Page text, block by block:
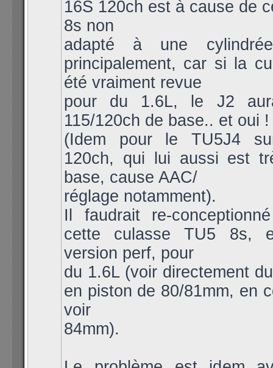
16S 120ch est à cause de
8s non
adapté à une
principalement, car si la
été vraiment revue
pour du 1.6L, le J2
115/120ch de base.. et oui !
(Idem pour le TU5J4
120ch, qui lui aussi est
base, cause AAC/
réglage notamment).
Il faudrait re-
cette culasse TU5 8s,
version perf, pour
du 1.6L (voir directement
en piston de 80/81mm, en
voir
84mm).